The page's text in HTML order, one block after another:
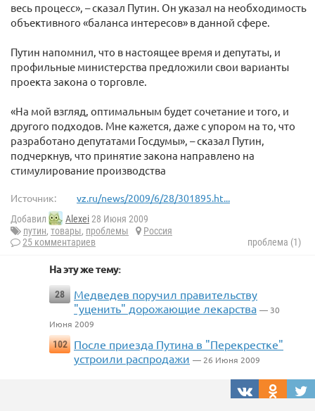
весь процесс», – сказал Путин. Он указал на необходимость
объективного «баланса интересов» в данной сфере.
Путин напомнил, что в настоящее время и депутаты, и
профильные министерства предложили свои варианты
проекта закона о торговле.
«На мой взгляд, оптимальным будет сочетание и того, и
другого подходов. Мне кажется, даже с упором на то, что
разработано депутатами Госдумы», – сказал Путин,
подчеркнув, что принятие закона направлено на
стимулирование производства
Источник: vz.ru/news/2009/6/28/301895.ht...
Добавил Alexei28 Июня 2009
путин, товары, проблемы
Россия
25 комментариев
проблема (1)
На эту же тему:
28
Медведев поручил правительству
"уценить" дорожающие лекарства — 30
Июня 2009
102
После приезда Путина в "Перекрестке"
устроили распродажи — 26 Июня 2009